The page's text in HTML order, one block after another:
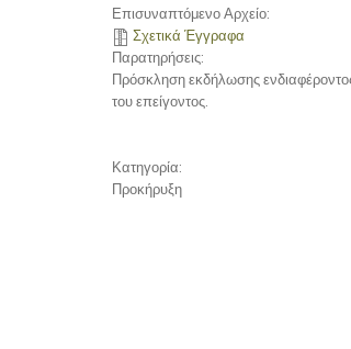
Επισυναπτόμενο Αρχείο:
Σχετικά Έγγραφα
Παρατηρήσεις:
Πρόσκληση εκδήλωσης
του επείγοντος.
Κατηγορία:
Προκήρυξη